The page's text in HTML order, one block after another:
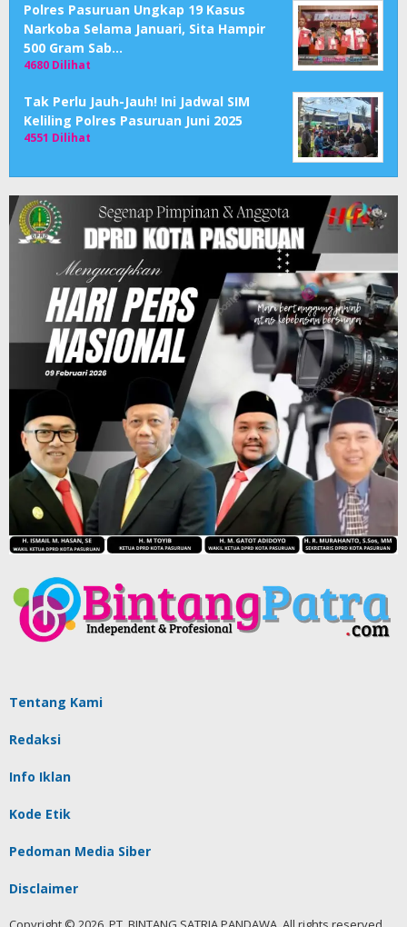
Polres Pasuruan Ungkap 19 Kasus
Narkoba Selama Januari, Sita Hampir
500 Gram Sab…
4680 Dilihat
Tak Perlu Jauh-Jauh! Ini Jadwal SIM
Keliling Polres Pasuruan Juni 2025
4551 Dilihat
Tentang Kami
Redaksi
Info Iklan
Kode Etik
Pedoman Media Siber
Disclaimer